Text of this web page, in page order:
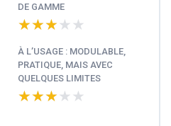
DE GAMME
★★★★★
★★★★★
À L’USAGE : MODULABLE,
PRATIQUE, MAIS AVEC
QUELQUES LIMITES
★★★★★
★★★★★